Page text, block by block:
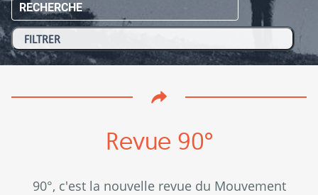
RECHERCHE
Revue 90°
90°, c'est la nouvelle revue du Mouvement